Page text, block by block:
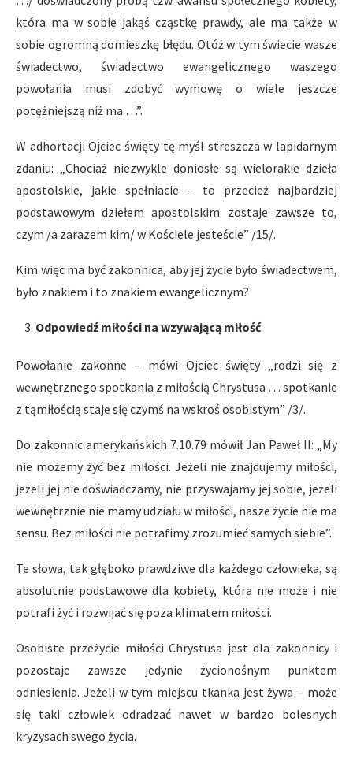
która ma w sobie jakąś cząstkę prawdy, ale ma także w
sobie ogromną domieszkę błędu. Otóż w tym świecie wasze
świadectwo, świadectwo ewangelicznego waszego
powołania musi zdobyć wymowę o wiele jeszcze
potężniejszą niż ma …”.
W adhortacji Ojciec święty tę myśl streszcza w lapidarnym
zdaniu: „Chociaż niezwykle doniosłe są wielorakie dzieła
apostolskie, jakie spełniacie – to przecież najbardziej
podstawowym dziełem apostolskim zostaje zawsze to,
czym /a zarazem kim/ w Kościele jesteście” /15/.
Kim więc ma być zakonnica, aby jej życie było świadectwem,
było znakiem i to znakiem ewangelicznym?
Odpowiedź miłości na wzywającą miłość
Powołanie zakonne – mówi Ojciec święty „rodzi się z
wewnętrznego spotkania z miłością Chrystusa … spotkanie
z tąmiłością staje się czymś na wskroś osobistym” /3/.
Do zakonnic amerykańskich 7.10.79 mówił Jan Paweł II: „My
nie możemy żyć bez miłości. Jeżeli nie znajdujemy miłości,
jeżeli jej nie doświadczamy, nie przyswajamy jej sobie, jeżeli
wewnętrznie nie mamy udziału w miłości, nasze życie nie ma
sensu. Bez miłości nie potrafimy zrozumieć samych siebie”.
Te słowa, tak głęboko prawdziwe dla każdego człowieka, są
absolutnie podstawowe dla kobiety, która nie może i nie
potrafi żyć i rozwijać się poza klimatem miłości.
Osobiste przeżycie miłości Chrystusa jest dla zakonnicy i
pozostaje zawsze jedynie życionośnym punktem
odniesienia. Jeżeli w tym miejscu tkanka jest żywa – może
się taki człowiek odradzać nawet w bardzo bolesnych
kryzysach swego życia.